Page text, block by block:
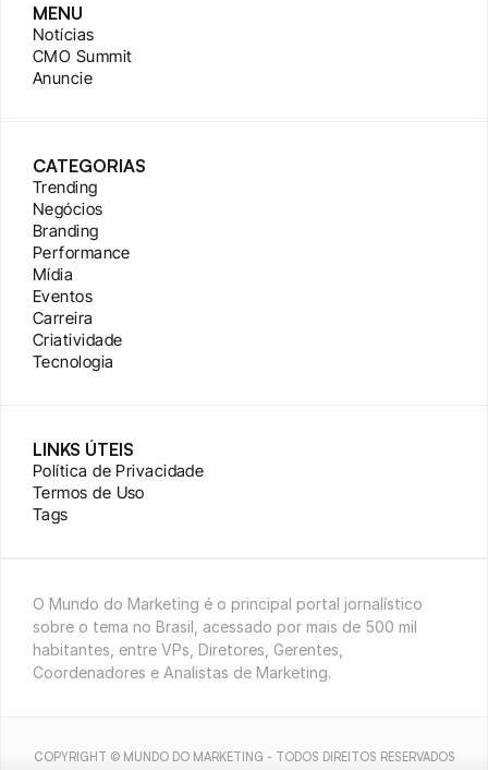
MENU
Notícias
CMO Summit
Anuncie
CATEGORIAS
Trending
Negócios
Branding
Performance
Mídia
Eventos
Carreira
Criatividade
Tecnologia
LINKS ÚTEIS
Política de Privacidade
Termos de Uso
Tags
O Mundo do Marketing é o principal portal jornalístico
sobre o tema no Brasil, acessado por mais de 500 mil
habitantes, entre VPs, Diretores, Gerentes,
Coordenadores e Analistas de Marketing.
COPYRIGHT © MUNDO DO MARKETING - TODOS DIREITOS RESERVADOS